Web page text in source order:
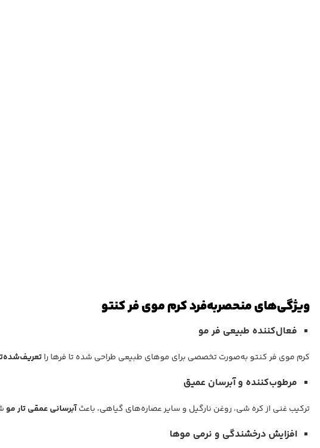
ویژگی‌های منحصربه‌فرد کرم موی فر کنتو
فعال‌کننده طبیعی فر مو
کرم موی فر کنتو به‌صورت تخصصی برای موهای طبیعی طراحی شده تا فرها را
مرطوب‌کننده و آبرسان عمیق
ترکیب غنی از کره شی، روغن نارگیل و سایر عصاره‌های گیاهی، باعثآبرسانی عمقی تار مو
افزایش درخشندگی و نرمی موها